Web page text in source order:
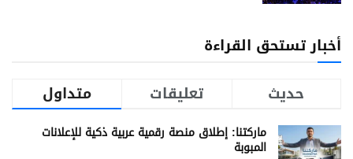
أخبار تستحق القراءة
متداول
تعليقات حديث
ماركتنا: إطلاق منصة رقمية عربية ذكية للإعلانات
المبوبة